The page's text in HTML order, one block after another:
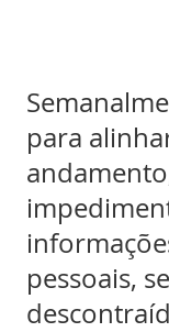
para
pessoais,